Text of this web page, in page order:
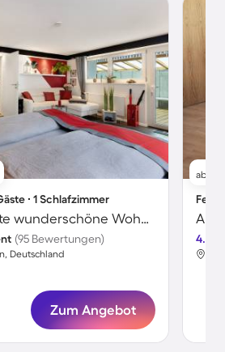
∙ 1 Schlafzimmer
Voll ausgestattete wunderschöne Wohnung mit schnellem Internet, Garten und Grill | Bergblick | Ideal für Homeoffice | Haustiere erlaubt
(95 Bewertungen)
Deutschland
Zum Angebot
ab
4.5